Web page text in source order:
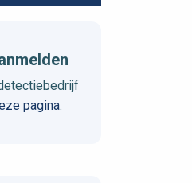
pagina.